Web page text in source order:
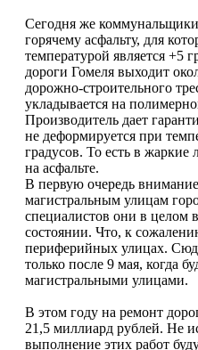
Сегодня же
горячему асфальту, для
температурой является +5
дороги Гомеля выходит
дорожно-строительного
укладывается на
Производитель дает
не деформируется при
градусов. То есть в жаркие
на асфальте.
В первую очередь
магистральным улицам
специалистов они в целом
состоянии. Что, к
периферийных улицах.
только после 9 мая, когда
магистральными улицами.
В этом году на ремонт
21,5 миллиард рублей. Не
выполнение этих работ